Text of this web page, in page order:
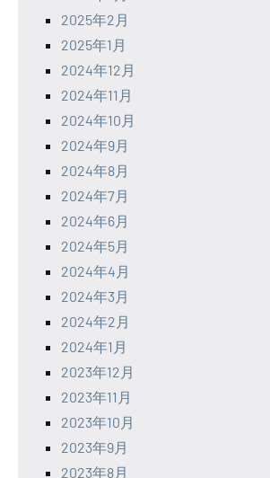
2025年2月
2025年1月
2024年12月
2024年11月
2024年10月
2024年9月
2024年8月
2024年7月
2024年6月
2024年5月
2024年4月
2024年3月
2024年2月
2024年1月
2023年12月
2023年11月
2023年10月
2023年9月
2023年8月